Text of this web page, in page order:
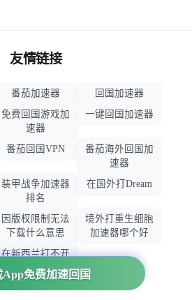
App免费加速回国
友情链接
番茄加速器
回国加速器
免费回国游戏加
速器
一键回国加速器
番茄回国VPN
番茄海外回国加
速器
装甲战争加速器
排名
在国外打Dream
因版权限制无法
下载什么意思
境外打重生细胞
加速器哪个好
在新西兰打不开
大智慧怎么办